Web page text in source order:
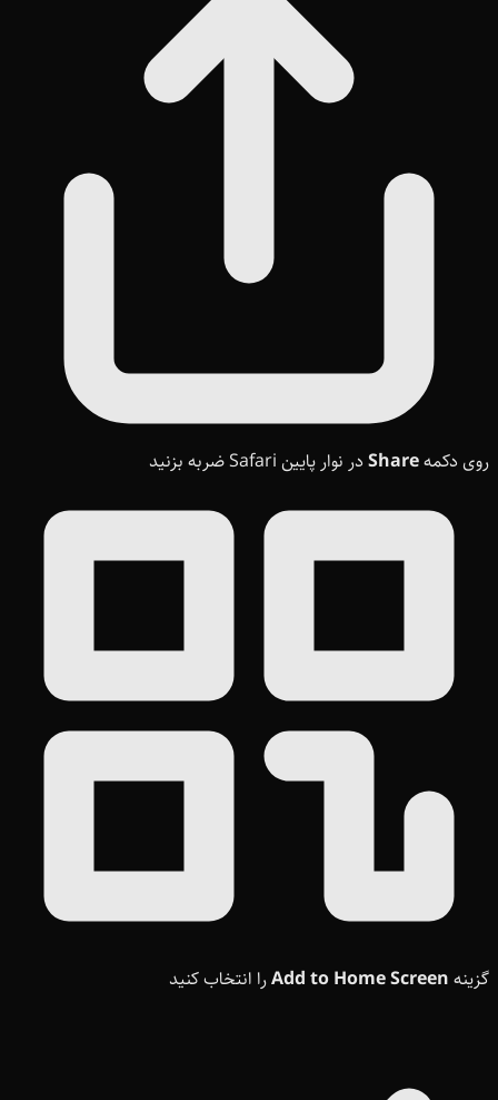
روی دکمهShare در نوار پایین Safari ضربه بزنید
گزینه Add to Home Screenرا انتخاب کنید